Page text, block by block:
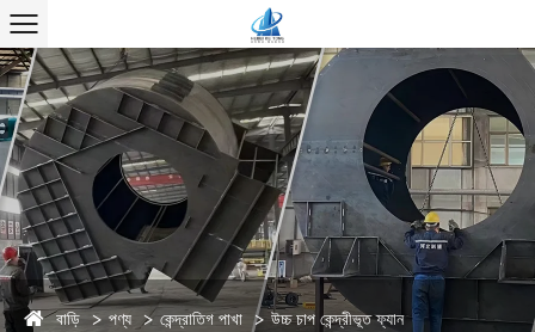
বাড়ি পণ্য কেন্দ্রাতিগ পাখা উচ্চ চাপ কেন্দ্রীভূত ফ্যান